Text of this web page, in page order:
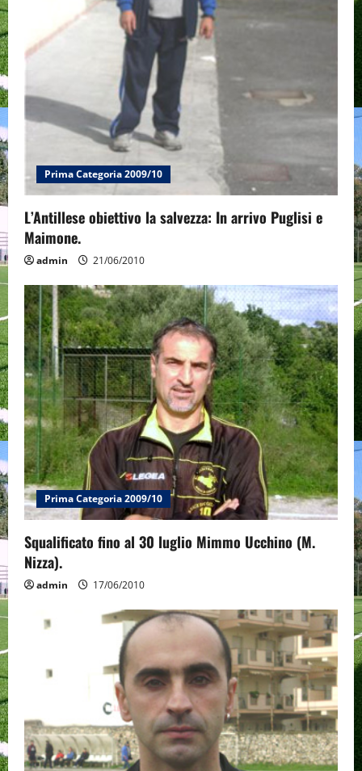
Prima Categoria 2009/10
L’Antillese obiettivo la salvezza: In arrivo Puglisi e
Maimone.
admin 21/06/2010
Prima Categoria 2009/10
Squalificato fino al 30 luglio Mimmo Ucchino (M.
Nizza).
admin 17/06/2010